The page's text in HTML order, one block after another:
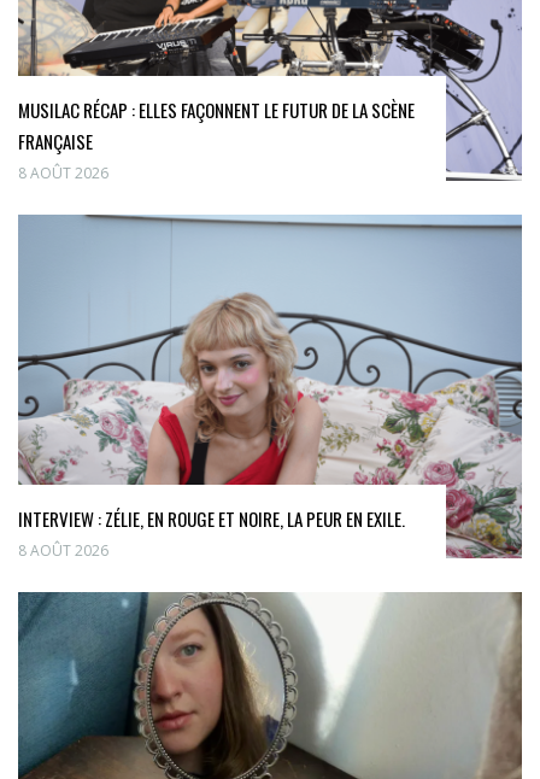
MUSILAC RÉCAP : ELLES FAÇONNENT LE FUTUR DE LA SCÈNE
FRANÇAISE
8 AOÛT 2026
INTERVIEW : ZÉLIE, EN ROUGE ET NOIRE, LA PEUR EN EXILE.
8 AOÛT 2026